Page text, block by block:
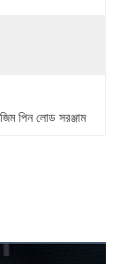
জিম পিন লোড সরঞ্জাম